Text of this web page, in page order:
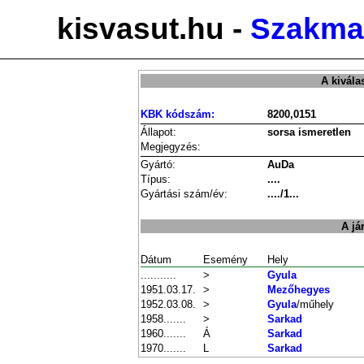
kisvasut.hu -
A
KBK kódszám:
8200,0151
Állapot:
sorsa ismeretlen
Megjegyzés:
Gyártó:
AuDa
Típus:
....
Gyártási szám/év:
..../1...
A
Dátum Esemény
Hely
...........
>
Gyula
1951.03.17.
>
Mezőhegyes
1952.03.08.
> Gyula/műhely
1958.......
>
Sarkad
1960.......
Á
Sarkad
1970.......
L Sarkad